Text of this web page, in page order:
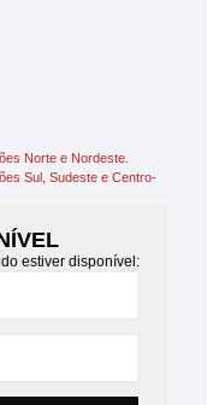
Norte e Nordeste.
Sul, Sudeste e Centro-
estiver disponível: